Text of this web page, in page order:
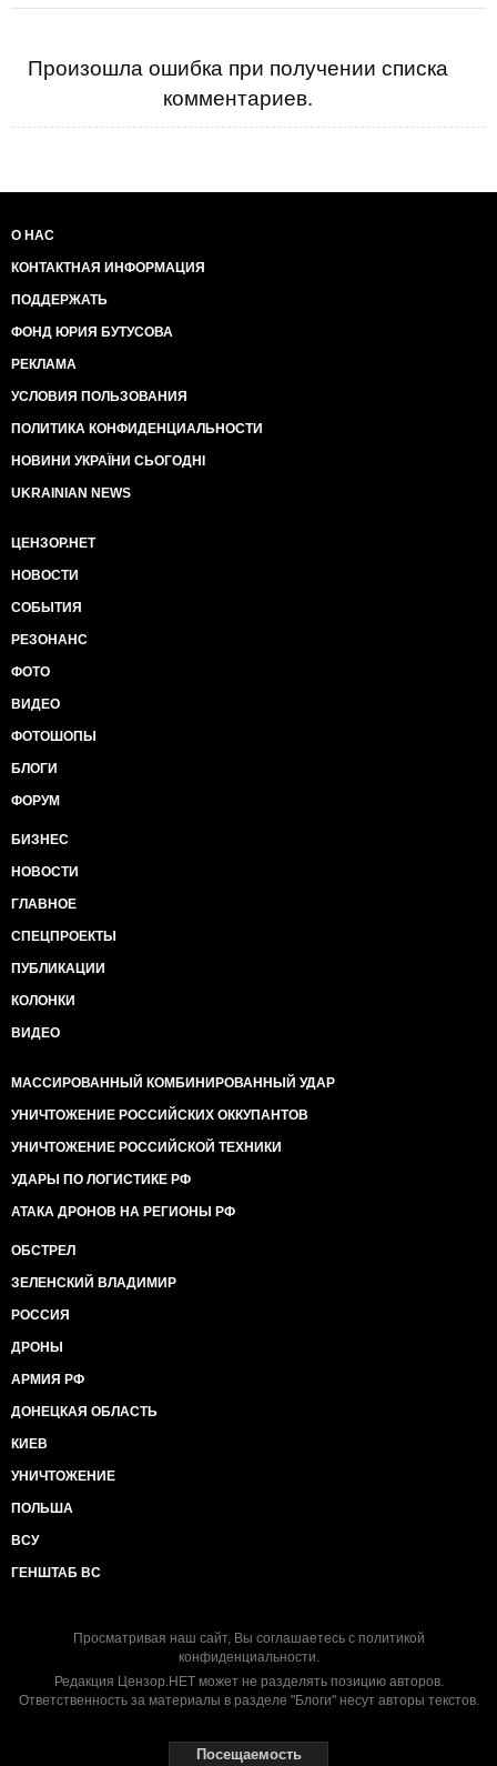
Произошла ошибка при получении списка
комментариев.
О НАС
КОНТАКТНАЯ ИНФОРМАЦИЯ
ПОДДЕРЖАТЬ
ФОНД ЮРИЯ БУТУСОВА
РЕКЛАМА
УСЛОВИЯ ПОЛЬЗОВАНИЯ
ПОЛИТИКА КОНФИДЕНЦИАЛЬНОСТИ
НОВИНИ УКРАЇНИ СЬОГОДНІ
UKRAINIAN NEWS
ЦЕНЗОР.НЕТ
НОВОСТИ
СОБЫТИЯ
РЕЗОНАНС
ФОТО
ВИДЕО
ФОТОШОПЫ
БЛОГИ
ФОРУМ
БИЗНЕС
НОВОСТИ
ГЛАВНОЕ
СПЕЦПРОЕКТЫ
ПУБЛИКАЦИИ
КОЛОНКИ
ВИДЕО
МАССИРОВАННЫЙ КОМБИНИРОВАННЫЙ УДАР
УНИЧТОЖЕНИЕ РОССИЙСКИХ ОККУПАНТОВ
УНИЧТОЖЕНИЕ РОССИЙСКОЙ ТЕХНИКИ
УДАРЫ ПО ЛОГИСТИКЕ РФ
АТАКА ДРОНОВ НА РЕГИОНЫ РФ
ОБСТРЕЛ
ЗЕЛЕНСКИЙ ВЛАДИМИР
РОССИЯ
ДРОНЫ
АРМИЯ РФ
ДОНЕЦКАЯ ОБЛАСТЬ
КИЕВ
УНИЧТОЖЕНИЕ
ПОЛЬША
ВСУ
ГЕНШТАБ ВС
Просматривая наш сайт, Вы соглашаетесь с политикой
конфиденциальности.
Редакция Цензор.НЕТ может не разделять позицию авторов.
Ответственность за материалы в разделе "Блоги" несут авторы текстов.
Посещаемость